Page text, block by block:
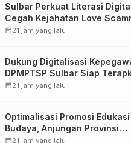
Sulbar Perkuat Literasi
Cegah Kejahatan Love
calendar_month21 jam yang lalu
Dukung Digitalisasi
DPMPTSP Sulbar Siap
Aplikasi FLEKSI ASN
calendar_month21 jam yang lalu
Optimalisasi Promosi
Budaya, Anjungan Provinsi
Sulawesi Barat Perkuat
calendar_month21 jam yang lalu